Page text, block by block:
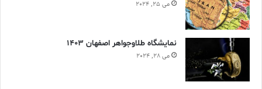
می 25, 2024
نمایشگاه طلاوجواهر اصفهان 1403
می 28, 2024